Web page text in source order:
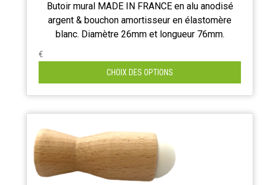
Butoir mural MADE IN FRANCE en alu anodisé
argent & bouchon amortisseur en élastomère
blanc. Diamètre 26mm et longueur 76mm.
€
CHOIX DES OPTIONS